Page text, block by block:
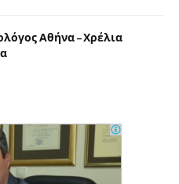
Αθήνα – Χρέλια